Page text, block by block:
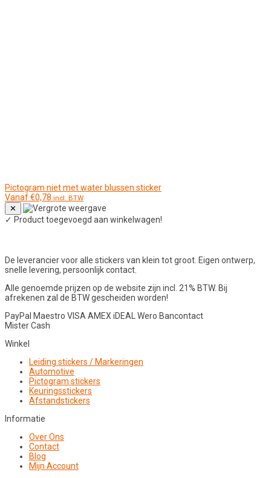
Pictogram niet met water blussen sticker
Vanaf€0,78 incl. BTW
✕
✓ Product toegevoegd aan winkelwagen!
De leverancier voor alle stickers van klein tot groot. Eigen ontwerp,
snelle levering, persoonlijk contact.
Alle genoemde prijzen op de website zijn incl. 21% BTW. Bij
afrekenen zal de BTW gescheiden worden!
PayPal Maestro VISA AMEX iDEAL Wero Bancontact
Mister Cash
Winkel
Leiding stickers / Markeringen
Automotive
Pictogram stickers
Keuringsstickers
Afstandstickers
Informatie
Over Ons
Contact
Blog
Mijn Account